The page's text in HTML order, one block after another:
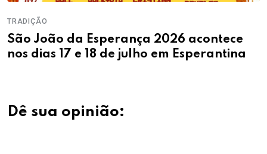
TRADIÇÃO
São João da Esperança 2026 acontece
nos dias 17 e 18 de julho em Esperantina
Dê sua opinião: